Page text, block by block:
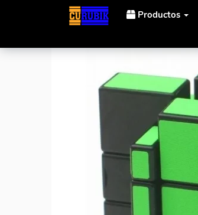
Productos